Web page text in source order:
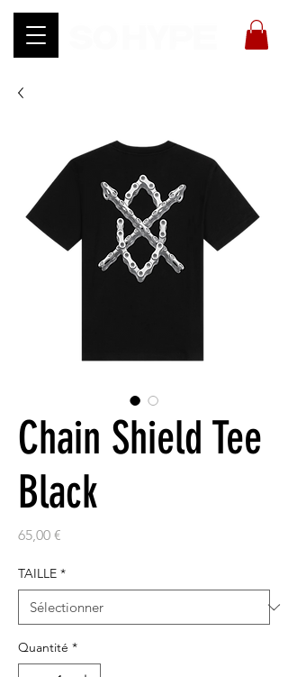
Chain Shield Tee
Black
65,00 €
TAILLE *
Quantité *